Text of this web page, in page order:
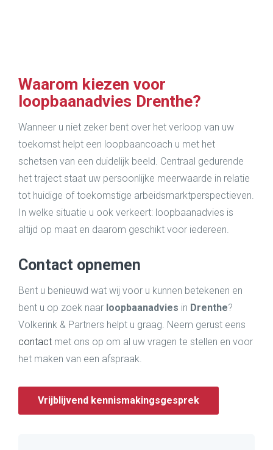
Waarom kiezen voor
loopbaanadvies Drenthe?
Wanneer u niet zeker bent over het verloop van uw
toekomst helpt een loopbaancoach u met het
schetsen van een duidelijk beeld. Centraal gedurende
het traject staat uw persoonlijke meerwaarde in relatie
tot huidige of toekomstige arbeidsmarktperspectieven.
In welke situatie u ook verkeert: loopbaanadvies is
altijd op maat en daarom geschikt voor iedereen.
Contact opnemen
Bent u benieuwd wat wij voor u kunnen betekenen en
bent u op zoek naar loopbaanadvies in Drenthe?
Volkerink & Partners helpt u graag. Neem gerust eens
contact met ons op om al uw vragen te stellen en voor
het maken van een afspraak.
Vrijblijvend kennismakingsgesprek